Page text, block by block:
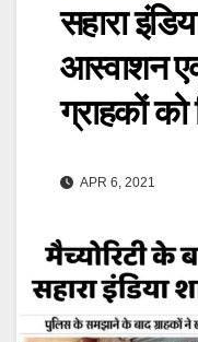
सहारा
आस्वाशन
ग्राहकों को
APR 6, 2021